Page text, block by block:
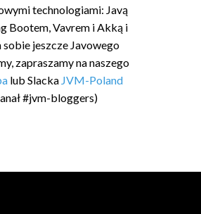
technologiami: Javą
Bootem, Vavrem i Akką i
sobie jeszcze Javowego
zapraszamy na naszego
lub Slacka JVM-Poland
#jvm-bloggers)